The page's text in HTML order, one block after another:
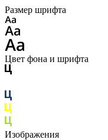
Размер шрифта
Цвет фона и шрифта
Изображения